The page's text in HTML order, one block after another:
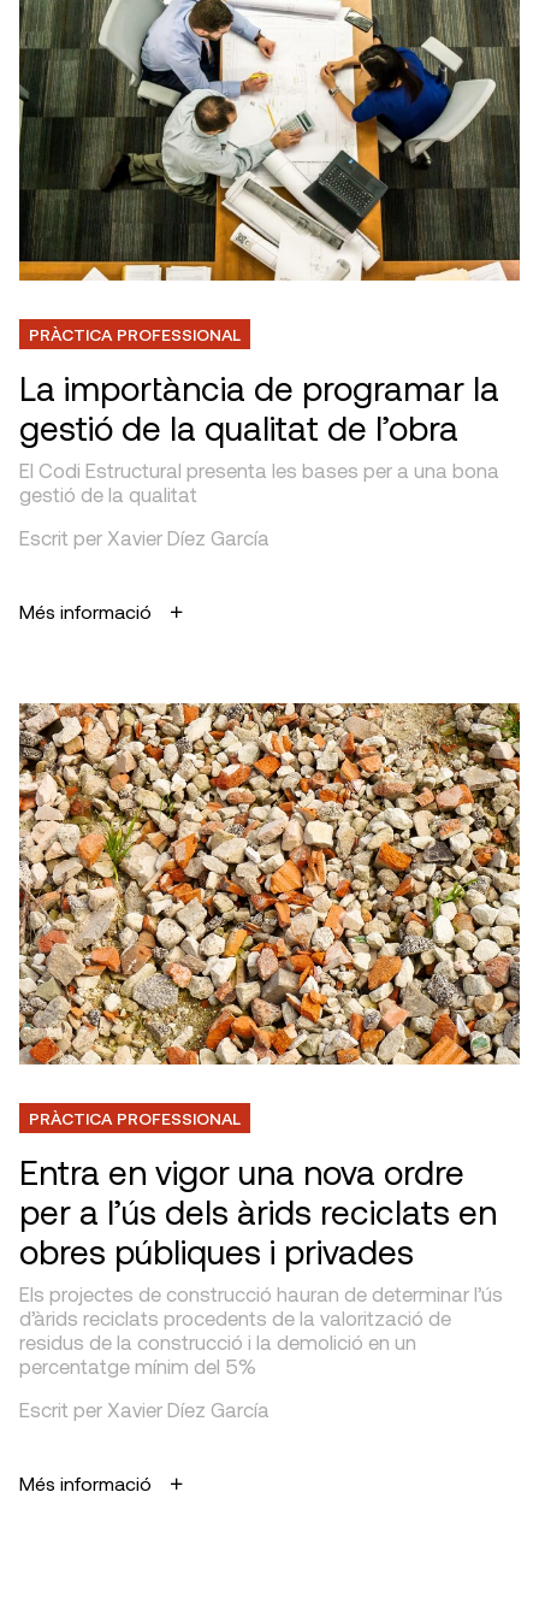
PRÀCTICA PROFESSIONAL
La importància de programar la
gestió de la qualitat de l’obra
El Codi Estructural presenta les bases per a una bona
gestió de la qualitat
Escrit per Xavier Díez García
Més informació
PRÀCTICA PROFESSIONAL
Entra en vigor una nova ordre
per a l’ús dels àrids reciclats en
obres públiques i privades
Els projectes de construcció hauran de determinar l’ús
d’àrids reciclats procedents de la valorització de
residus de la construcció i la demolició en un
percentatge mínim del 5%
Escrit per Xavier Díez García
Més informació